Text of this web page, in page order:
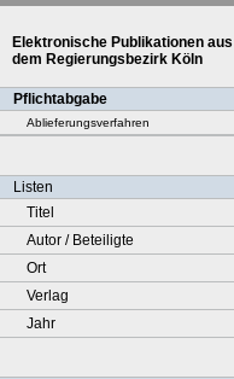
Elektronische Publikationen aus
dem Regierungsbezirk Köln
Pflichtabgabe
Ablieferungsverfahren
Listen
Titel
Autor / Beteiligte
Ort
Verlag
Jahr